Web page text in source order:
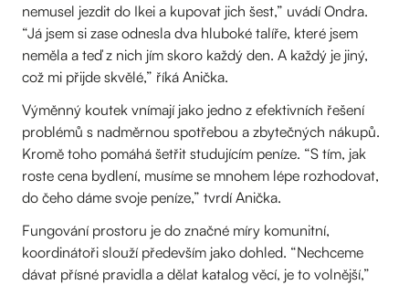
nemusel jezdit do Ikei a kupovat jich šest,” uvádí Ondra.
“Já jsem si zase odnesla dva hluboké talíře, které jsem
neměla a teď z nich jím skoro každý den. A každý je jiný,
což mi přijde skvělé,” říká Anička.
Výměnný koutek vnímají jako jedno z efektivních řešení
problémů s nadměrnou spotřebou a zbytečných nákupů.
Kromě toho pomáhá šetřit studujícím peníze. “S tím, jak
roste cena bydlení, musíme se mnohem lépe rozhodovat,
do čeho dáme svoje peníze,” tvrdí Anička.
Fungování prostoru je do značné míry komunitní,
koordinátoři slouží především jako dohled. “Nechceme
dávat přísné pravidla a dělat katalog věcí, je to volnější,”